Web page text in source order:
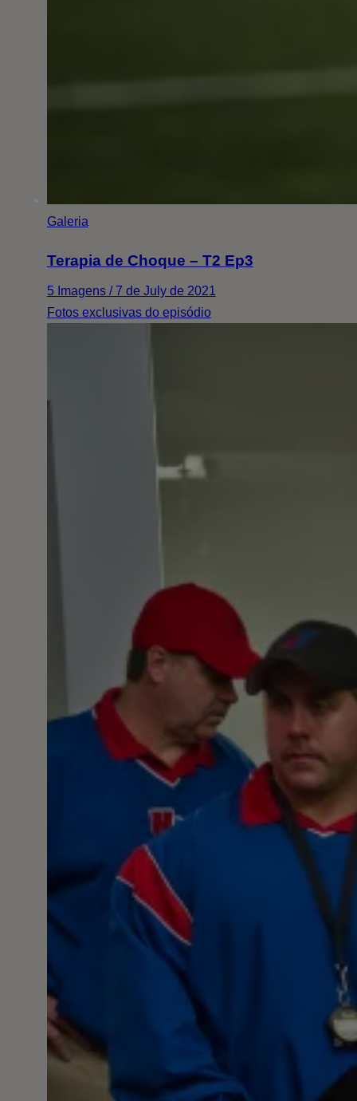
Galeria
Terapia de Choque – T2 Ep3
5 Imagens / 7 de July de 2021
Fotos exclusivas do episódio